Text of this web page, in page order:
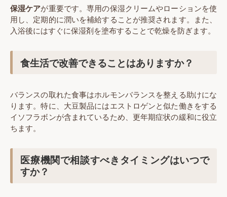
保湿ケアが重要です。専用の保湿クリームやローションを使
用し、定期的に潤いを補給することが推奨されます。また、
入浴後にはすぐに保湿剤を塗布することで乾燥を防ぎます。
食生活で改善できることはありますか？
バランスの取れた食事はホルモンバランスを整える助けにな
ります。特に、大豆製品にはエストロゲンと似た働きをする
イソフラボンが含まれているため、更年期症状の緩和に役立
ちます。
医療機関で相談すべきタイミングはいつで
すか？